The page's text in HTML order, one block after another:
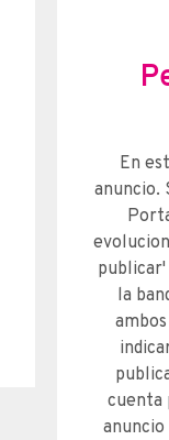
En
anuncio.
la
cuenta